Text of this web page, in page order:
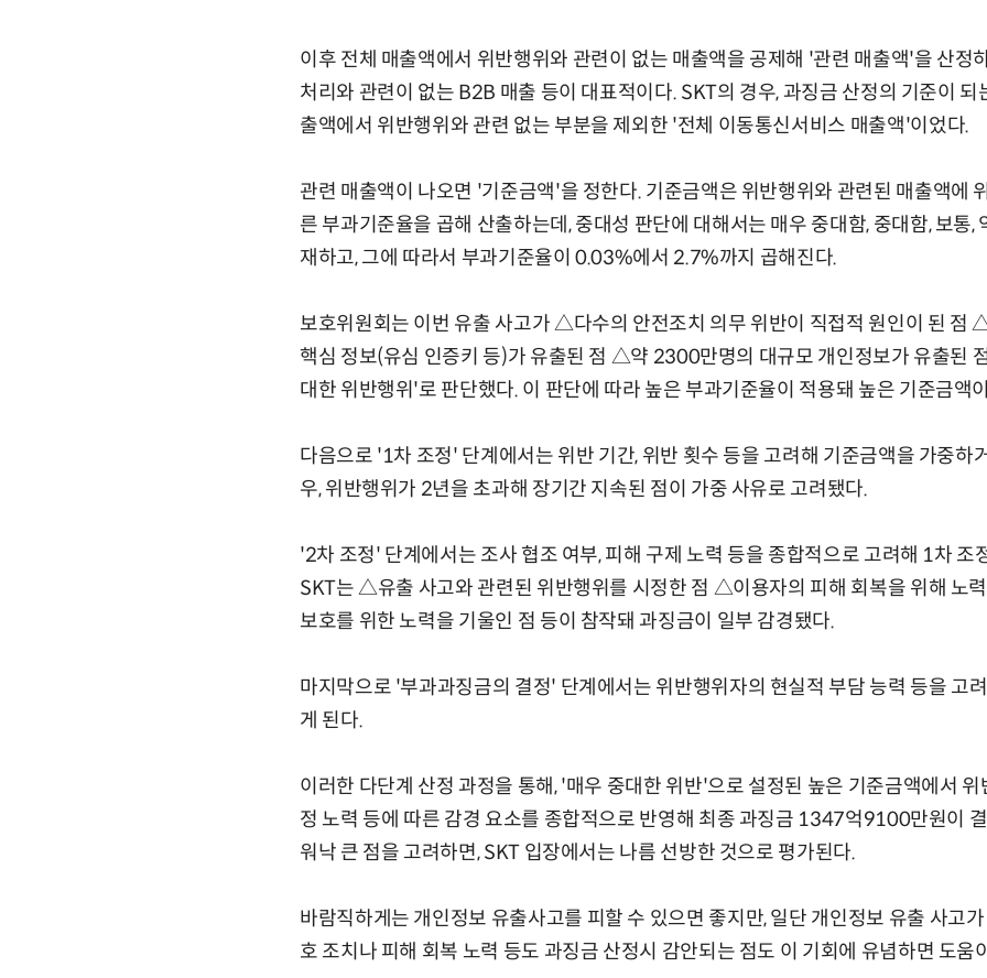
이후 전체 매출액에서 위반행위와 관련이 없는 매출액을 공제해 '관련 매출액'을 산정
처리와 관련이 없는 B2B 매출 등이 대표적이다. SKT의 경우, 과징금 산정의 기준이 되
출액에서 위반행위와 관련 없는 부분을 제외한 '전체 이동통신서비스 매출액'이었다.
관련 매출액이 나오면 '기준금액'을 정한다. 기준금액은 위반행위와 관련된 매출액에
른 부과기준율을 곱해 산출하는데, 중대성 판단에 대해서는 매우 중대함, 중대함, 보통,
재하고, 그에 따라서 부과기준율이 0.03%에서 2.7%까지 곱해진다.
보호위원회는 이번 유출 사고가 △다수의 안전조치 의무 위반이 직접적 원인이 된 점
핵심 정보(유심 인증키 등)가 유출된 점 △약 2300만명의 대규모 개인정보가 유출된
대한 위반행위'로 판단했다. 이 판단에 따라 높은 부과기준율이 적용돼 높은 기준금액
다음으로 '1차 조정' 단계에서는 위반 기간, 위반 횟수 등을 고려해 기준금액을 가중하
우, 위반행위가 2년을 초과해 장기간 지속된 점이 가중 사유로 고려됐다.
'2차 조정' 단계에서는 조사 협조 여부, 피해 구제 노력 등을 종합적으로 고려해 1차 조
SKT는 △유출 사고와 관련된 위반행위를 시정한 점 △이용자의 피해 회복을 위해 노
보호를 위한 노력을 기울인 점 등이 참작돼 과징금이 일부 감경됐다.
마지막으로 '부과과징금의 결정' 단계에서는 위반행위자의 현실적 부담 능력 등을 고
게 된다.
이러한 다단계 산정 과정을 통해, '매우 중대한 위반'으로 설정된 높은 기준금액에서 위
정 노력 등에 따른 감경 요소를 종합적으로 반영해 최종 과징금 1347억9100만원이
워낙 큰 점을 고려하면, SKT 입장에서는 나름 선방한 것으로 평가된다.
바람직하게는 개인정보 유출사고를 피할 수 있으면 좋지만, 일단 개인정보 유출 사고
호 조치나 피해 회복 노력 등도 과징금 산정시 감안되는 점도 이 기회에 유념하면 도움